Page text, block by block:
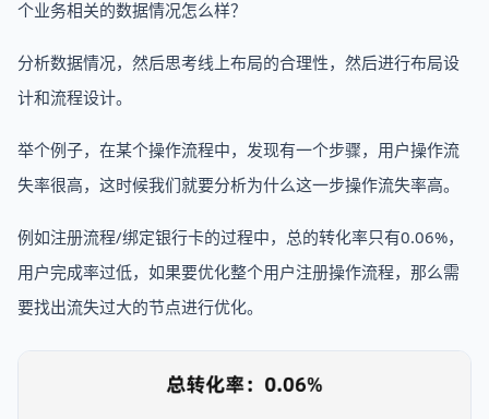
个业务相关的数据情况怎么样？
分析数据情况，然后思考线上布局的合理性，然后进行布局设
计和流程设计。
举个例子，在某个操作流程中，发现有一个步骤，用户操作流
失率很高，这时候我们就要分析为什么这一步操作流失率高。
例如注册流程/绑定银行卡的过程中，总的转化率只有0.06%，
用户完成率过低，如果要优化整个用户注册操作流程，那么需
要找出流失过大的节点进行优化。